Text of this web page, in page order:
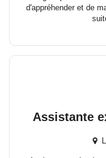
d'appréhender et de
Assistante